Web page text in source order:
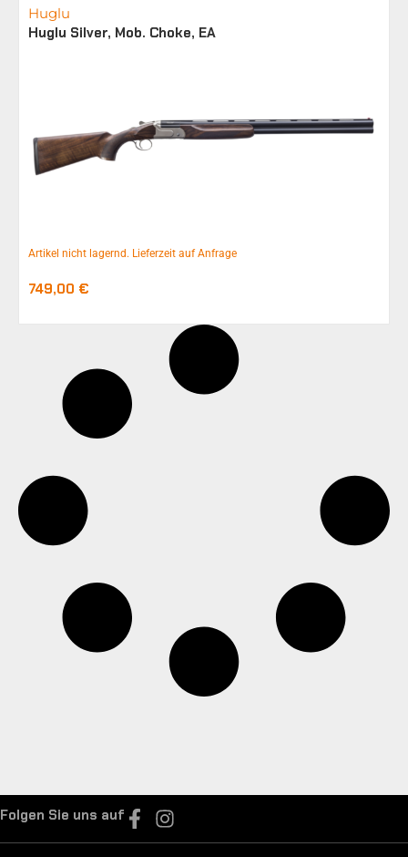
Huglu
Huglu Silver, Mob. Choke, EA
Artikel nicht lagernd. Lieferzeit auf Anfrage
749,00 €
Folgen Sie uns auf